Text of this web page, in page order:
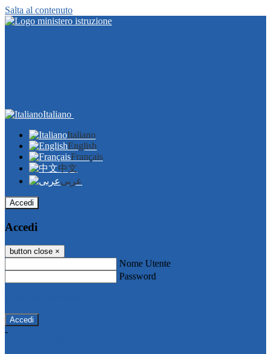
Salta al contenuto
Italiano
Italiano
English
Français
中文
عربى
Accedi
Accedi
button close ×
Nome Utente
Password
-